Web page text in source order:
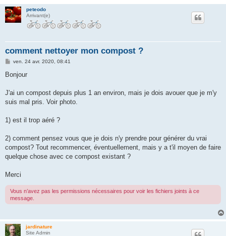
peteodo
Arrivant(e)
comment nettoyer mon compost ?
M
s
g
ven. 24 avr. 2020, 08:41
Bonjour
J'ai un compost depuis plus 1 an environ, mais je dois avouer que je m'y
suis mal pris. Voir photo.
1) est il trop aéré ?
2) comment pensez vous que je dois n'y prendre pour générer du vrai
compost? Tout recommencer, éventuellement, mais y a t'il moyen de faire
quelque chose avec ce compost existant ?
Merci
Vous n’avez pas les permissions nécessaires pour voir les fichiers joints à ce
message.
jardinature
Site Admin